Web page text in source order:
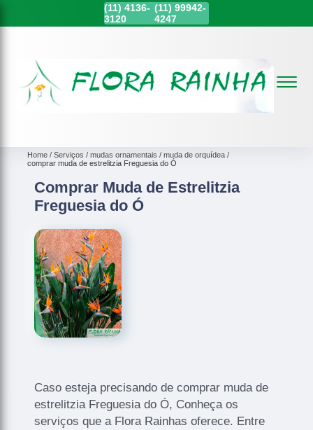
(11) 4136-
3120
(11)99942-
4247
Home Serviços mudas ornamentais
muda de orquídea
comprar muda de estrelitzia Freguesia do Ó
Comprar Muda de Estrelitzia
Freguesia do Ó
Caso esteja precisando de comprar muda de
estrelitzia Freguesia do Ó, Conheça os
serviços que a Flora Rainhas oferece. Entre